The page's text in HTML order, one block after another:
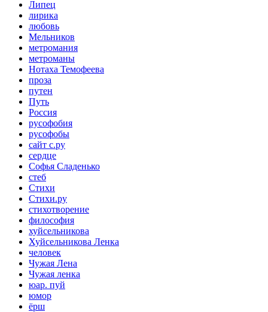
Липец
лирика
любовь
Мельников
метромания
метроманы
Нотаха Темофеева
проза
путен
Путь
Россия
русофобия
русофобы
сайт с.ру
сердце
Софья Сладенько
стеб
Стихи
Стихи.ру
стихотворение
философия
хуйсельникова
Хуйсельникова Ленка
человек
Чужая Лена
Чужая ленка
юар. пуй
юмор
ёрш